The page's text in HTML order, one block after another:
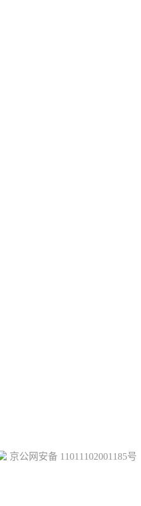
京公网安备 11011102001185号